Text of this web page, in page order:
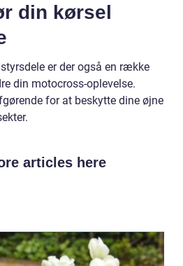
din kørsel
er der også en række
din motocross-oplevelse.
for at beskytte dine øjne
articles here